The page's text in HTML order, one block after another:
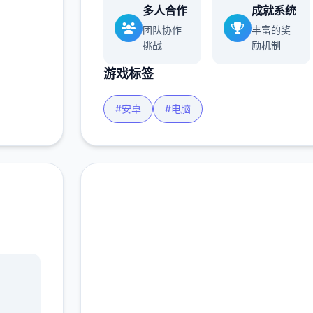
多人合作
团队协作
挑战
成就系统
丰富的奖
励机制
游戏标签
#安卓 #电脑